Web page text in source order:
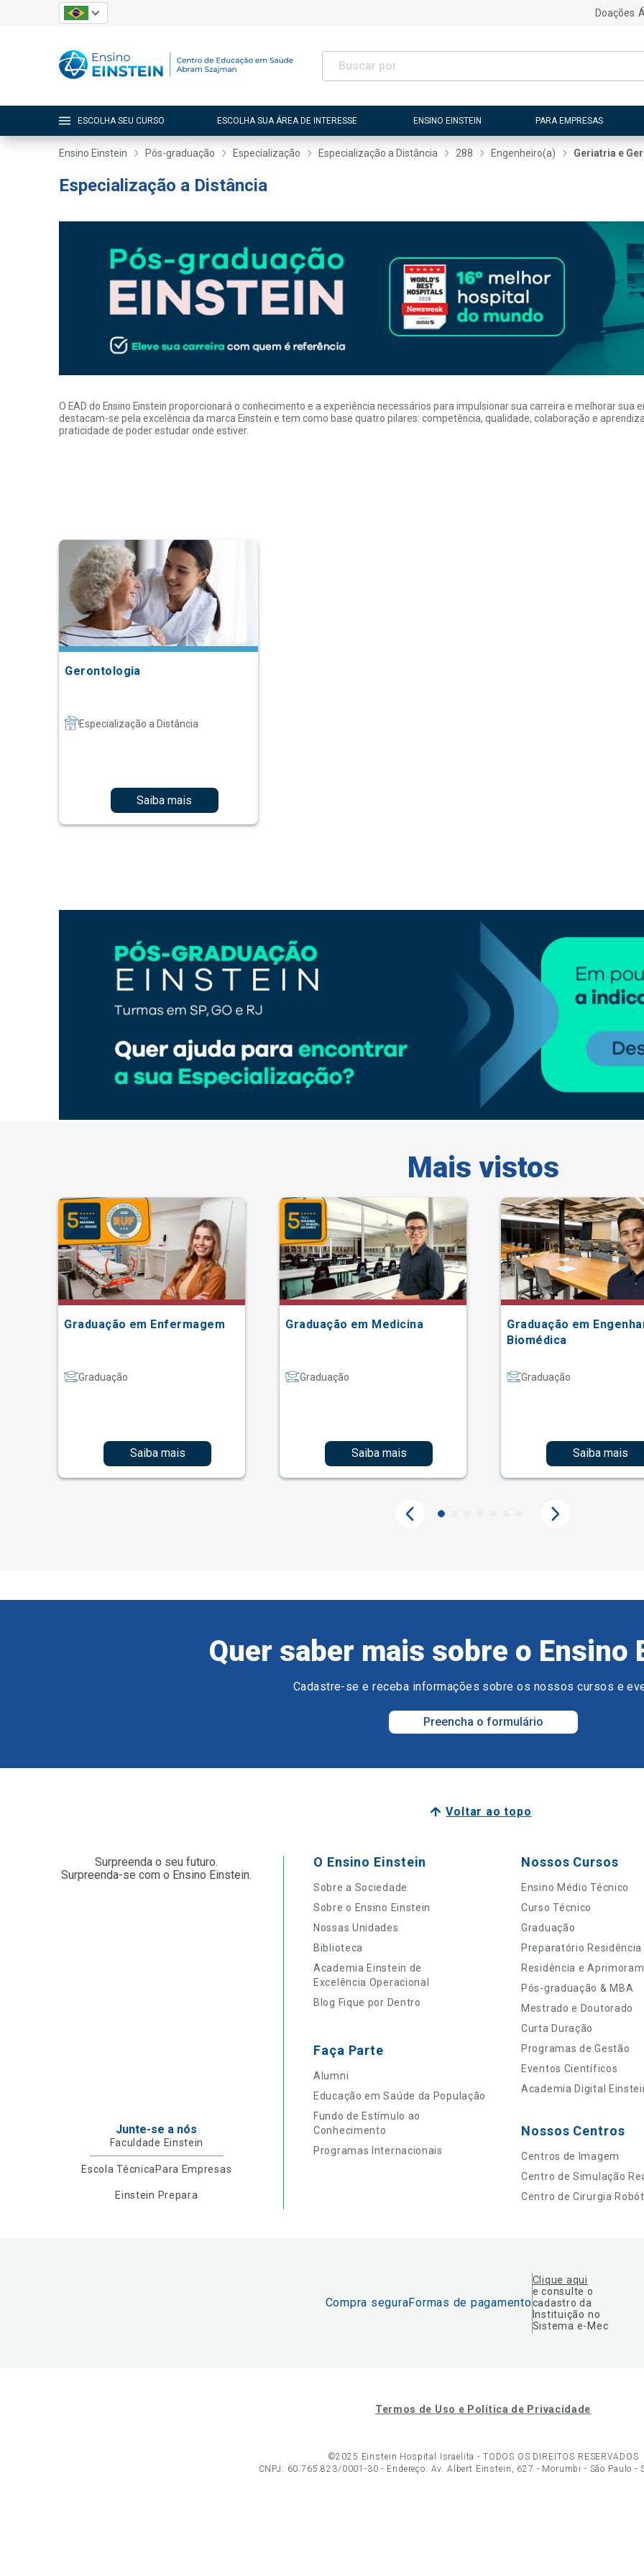
Doações
ESCOLHA SEU CURSO ESCOLHA SUA ÁREA DE INTERESSE ENSINO EINSTEIN PARA EMPRESAS
Ensino Einstein Pós-graduação Especialização Especialização a Distância 288 Engenheiro(a) Geriatria e
Especialização a Distância
O EAD do Ensino Einstein proporcionará o conhecimento e a experiência necessários para impulsionar sua carreira e melhorar
destacam-se pela excelência da marca Einstein e tem como base quatro pilares: competência, qualidade, colaboração e
praticidade de poder estudar onde estiver.
Gerontologia
Especialização a Distância
Saiba mais
Mais vistos
Graduação em Enfermagem
Graduação
Saiba mais
Graduação em Medicina
Graduação
Saiba mais
Graduação em
Biomédica
Graduação
Saiba mais
Quer saber mais sobre o Ensino
Cadastre-se e receba informações sobre os nossos cursos e
Preencha o formulário
Voltar ao topo
Surpreenda o seu futuro.
Surpreenda-se com o Ensino Einstein.
Junte-se a nós
Faculdade Einstein
Escola TécnicaPara Empresas
Einstein Prepara
O Ensino Einstein
Sobre a Sociedade
Sobre o Ensino Einstein
Nossas Unidades
Biblioteca
Academia Einstein de
Excelência Operacional
Blog Fique por Dentro
Faça Parte
Alumni
Educação em Saúde da População
Fundo de Estímulo ao
Conhecimento
Programas Internacionais
Nossos Cursos
Ensino Médio Técnico
Curso Técnico
Graduação
Preparatório Residência
Residência e
Pós-graduação & MBA
Mestrado e Doutorado
Curta Duração
Programas de Gestão
Eventos Científicos
Academia Digital
Nossos Centros
Centros de Imagem
Centro de Simulação
Centro de Cirurgia
Compra seguraFormas de pagamento
Clique aqui
e consulte o
cadastro da
Instituição no
Sistema e-Mec
Termos de Uso e Política de Privacidade
©2025 Einstein Hospital Israelita - TODOS OS DIREITOS RESERVADOS
CNPJ: 60.765.823/0001-30 - Endereço: Av. Albert Einstein, 627 - Morumbi - São Paulo -